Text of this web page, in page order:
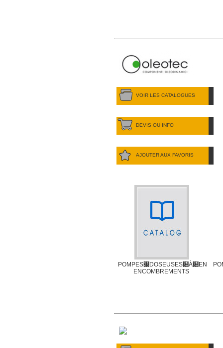
VOIR LES CATALOGUES
DEVIS OU INFO
AJOUTER AUX FAVORIS
POMPES฀DOSEUSES฀À฀
ENCOMBREMENTS